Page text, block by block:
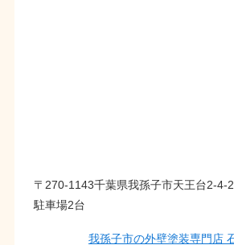
〒270-1143千葉県我孫子市天王台2-
駐車場2台
我孫子市の外壁塗装専門店